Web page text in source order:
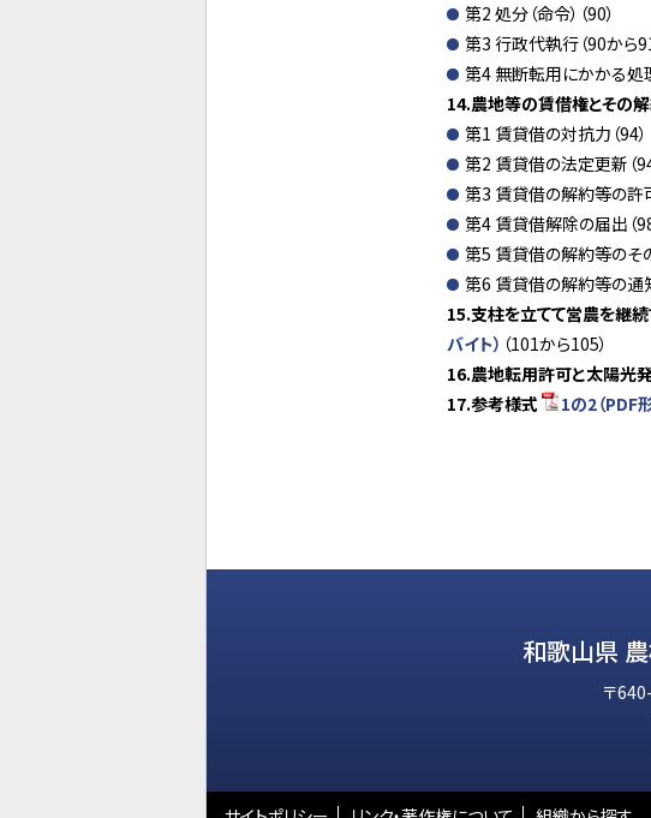
第2 処分（命令）（90）
第3 行政代執行（90から91
第4 無断転用にかかる処
14.農地等の賃借権とその
第1 賃貸借の対抗力（94）
第2 賃貸借の法定更新（94
第3 賃貸借の解約等の許
第4 賃貸借解除の届出（
第5 賃貸借の解約等のそ
第6 賃貸借の解約等の通
15.支柱を立てて営農を継
バイト） （101から105）
16.農地転用許可と太陽光
17.参考様式 1の2（PDF
和歌山県
〒